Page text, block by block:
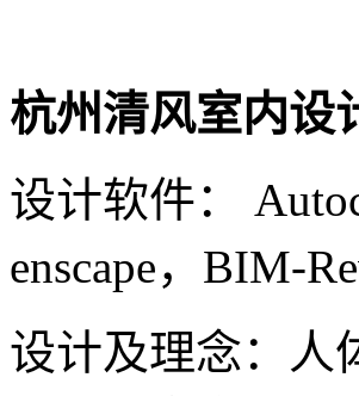
杭州清风室内设
设计软件：
enscape，BIM-
设计及理念：人